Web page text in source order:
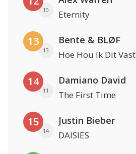
10 Eternity
13
13
Bente & BLØF
Hoe Hou Ik Dit Vast
14
11
Damiano David
The First Time
15
14
Justin Bieber
DAISIES